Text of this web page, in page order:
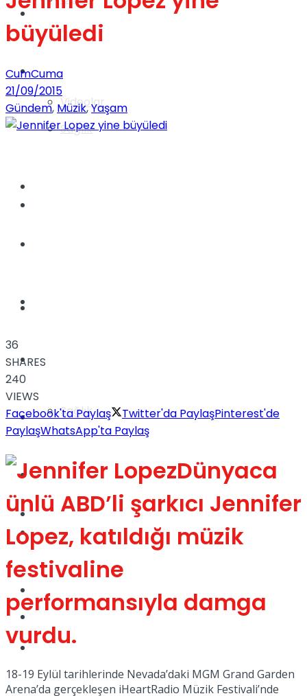
Videolar
Sağlık
TV
Gündem
Yaşam
Sağlık
Türkiye
Müzik
Sinema
Tatil
Spor
Podcast
büyüledi
CumCuma
21/09/2015
Gündem, Müzik,Yaşam
36
SHARES
240
VIEWS
Facebook'ta Paylaş
Twitter'da PaylaşPinterest'de
PaylaşWhatsApp'ta Paylaş
Dünyaca
ünlü ABD’li şarkıcı Jennifer
Lopez, katıldığı müzik
festivaline
performansıyla damga
vurdu.
18-19 Eylül tarihlerinde Nevada’daki MGM Grand Garden
Arena’da gerçekleşen iHeartRadio Müzik Festivali’nde